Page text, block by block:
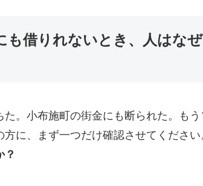
も借りれないとき、人はな
た。小布施町の街金にも断られた。
に、まず一つだけ確認させてください
？